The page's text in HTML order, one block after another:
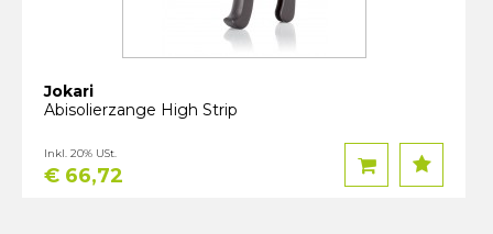
Jokari
Abisolierzange High Strip
€ 66,72
Inkl. 20% USt.